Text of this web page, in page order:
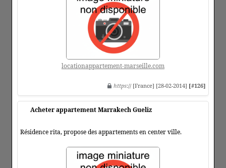
locationappartement-marseille.com
https:// [France] [28-02-2014] [#126]
Acheter appartement Marrakech Gueliz
Résidence rita, propose des appartements en center ville.